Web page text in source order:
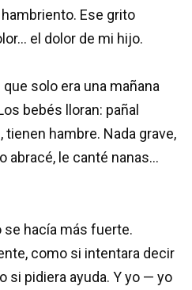
Ese grito
el dolor de mi hijo.
solo era una mañana
bebés lloran: pañal
hambre. Nada grave,
abracé, le canté nanas…
se hacía más fuerte.
como si intentara decir
si pidiera ayuda. Y yo — yo